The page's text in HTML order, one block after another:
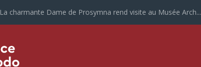
La charmante Dame de Prosymna rend visite au Musée Arch...